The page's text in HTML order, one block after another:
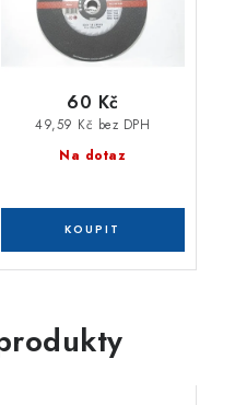
Na dotaz
49,59 Kč bez DPH
60 Kč